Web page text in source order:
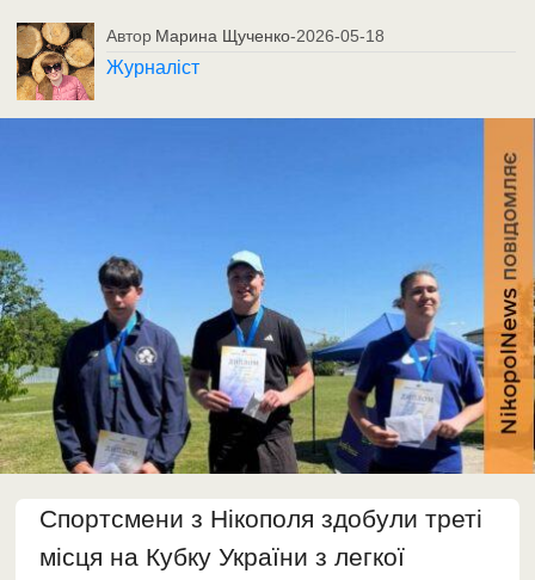
Автор Марина Щученко-2026-05-18
Журналіст
Спортсмени з Нікополя здобули треті
місця на Кубку України з легкої